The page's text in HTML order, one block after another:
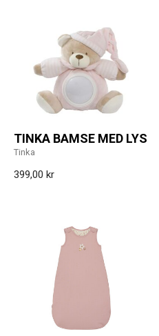
TINKA BAMSE MED LYS
Tinka
399,00 kr